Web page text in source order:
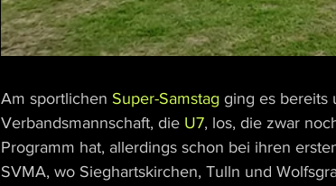
Am sportlichen Super-Samstag ging es bereits
Verbandsmannschaft, die U7, los, die zwar
Programm hat, allerdings schon bei ihren
SVMA, wo Sieghartskirchen, Tulln und